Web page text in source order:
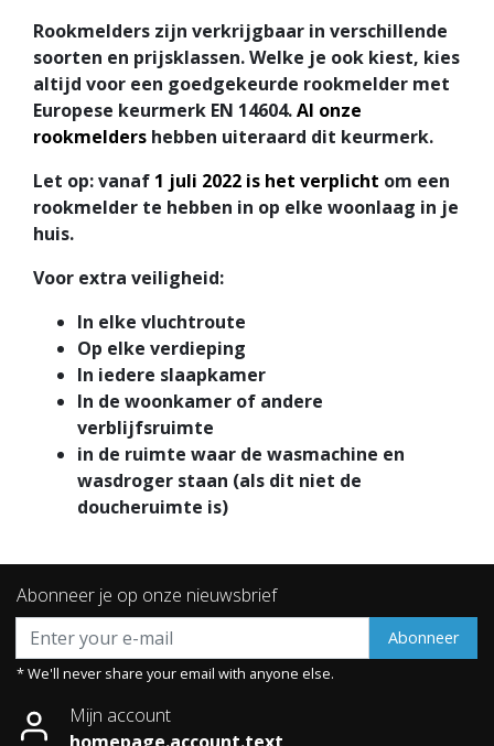
Rookmelders zijn verkrijgbaar in verschillende
soorten en prijsklassen. Welke je ook kiest, kies
altijd voor een goedgekeurde rookmelder met
Europese keurmerk EN 14604.Al onze
rookmelders hebben uiteraard dit keurmerk.
Let op: vanaf 1 juli 2022 is het verplicht om een
rookmelder te hebben in op elke woonlaag in je
huis.
Voor extra veiligheid:
In elke vluchtroute
Op elke verdieping
In iedere slaapkamer
In de woonkamer of andere
verblijfsruimte
in de ruimte waar de wasmachine en
wasdroger staan (als dit niet de
doucheruimte is)
Abonneer je op onze nieuwsbrief
Abonneer
* We'll never share your email with anyone else.
Mijn account